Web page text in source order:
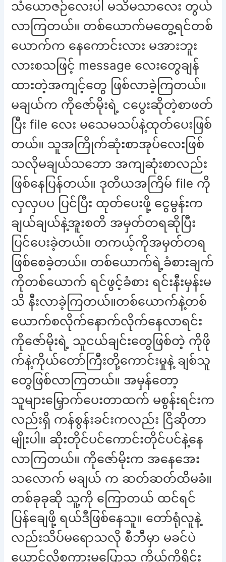
သံယောဇဉ်လေးပါ မသိမသာလေး တွယ်
လာကြတယ်။ တစ်ယောက်မတွေ့ရင်တစ်
ယောက်က နေကောင်းလား မအားဘူး
လားစသဖြင့် message လေးတွေချန်
ထားတဲ့အကျင့်တွေ ဖြစ်လာခဲ့ကြတယ်။
မချယ်က ကိုဇော်မိုးရဲ့ ငပွေးဆိုတဲ့စာဖတ်
ပြီး file လေး မသေမသပ်နဲ့ထုတ်ပေးဖြစ်
တယ်။ သူအကြိုက်ဆုံးစာအုပ်လေးဖြစ်
သလိုမချယ်သဘော အကျဆုံးစာလည်း
ဖြစ်နေပြန်တယ်။ ဒုတိယအကြိမ် file ကို
လှလှပပ ပြင်ပြီး ထုတ်ပေးဖို့ ငွေမွန်းက
ချယ်ချယ်နဲ့အူးစတိ အမှတ်တရဆိုပြီး
ပြင်ပေးခဲ့တယ်။ တကယ့်ကိုအမှတ်တရ
ဖြစ်စေခဲ့တယ်။ တစ်ယောက်ရဲ့ခံစားချက်
ကိုတစ်ယောက် ရင်ဖွင့်ခံစား ရင်းနီးမှန်းမ
သိ နီးလာခဲ့ကြတယ်။တစ်ယောက်နဲ့တစ်
ယောက်စလိုက်နောက်လိုက်နေလာရင်း
ကိုဇော်မိုးရဲ့ သူငယ်ချင်းတွေဖြစ်တဲ့ ကိုဖို
က်နဲ့ကိုယ်တော်ကြီးတို့ကောင်းမှုနဲ့ ချစ်သူ
တွေဖြစ်လာကြတယ်။ အမှန်တော့
သူများမြှောက်ပေးတာထက် မစွန်းရင်းက
လည်းရှိ ကန်စွန်းခင်းကလည်း ငြိဆိုတာ
မျိုးပါ။ ဆိုးတိုင်ပင်ကောင်းတိုင်ပင်နဲ့နေ
လာကြတယ်။ ကိုဇော်မိုးက အနေအေး
သလောက် မချယ် က ဆတ်ဆတ်ထိမခံ။
တစ်ခုခုဆို သူ့ကို ကြောတယ် ထင်ရင်
ပြန်ချေဖို့ ရယ်ဒီဖြစ်နေသူ။ တော်ရုံလူနဲ့
လည်းသိပ်မရောသလို စီဘီမှာ မခင်ပဲ
ယောင်လို့စကားမပြောသူ ကိုယ့်ကိုရိုင်း